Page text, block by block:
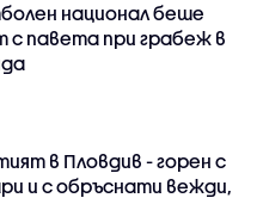
национал беше
с павета при грабеж в
в Пловдив - горен с
и с обръснати вежди,